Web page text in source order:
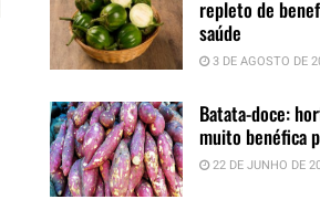
repleto de
saúde
3 DE AGOSTO DE
Batata-doce:
muito benéfica
22 DE JUNHO DE